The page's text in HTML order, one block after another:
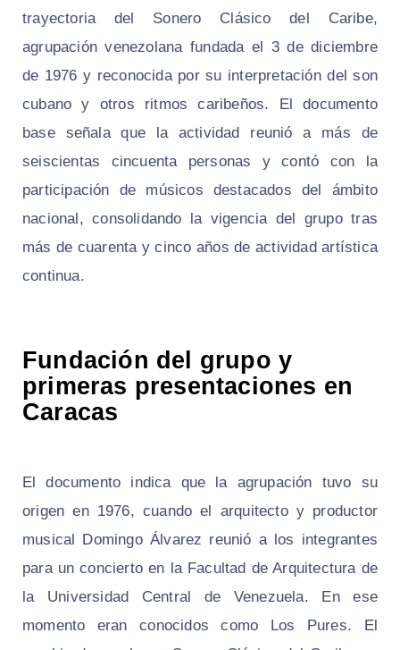
trayectoria del Sonero Clásico del Caribe,
agrupación venezolana fundada el 3 de diciembre
de 1976 y reconocida por su interpretación del son
cubano y otros ritmos caribeños. El documento
base señala que la actividad reunió a más de
seiscientas cincuenta personas y contó con la
participación de músicos destacados del ámbito
nacional, consolidando la vigencia del grupo tras
más de cuarenta y cinco años de actividad artística
continua.
Fundación del grupo y
primeras presentaciones en
Caracas
El documento indica que la agrupación tuvo su
origen en 1976, cuando el arquitecto y productor
musical Domingo Álvarez reunió a los integrantes
para un concierto en la Facultad de Arquitectura de
la Universidad Central de Venezuela. En ese
momento eran conocidos como Los Pures. El